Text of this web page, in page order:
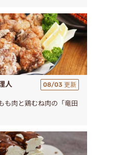
人 08/03 更新
も肉と鶏むね肉の「竜田